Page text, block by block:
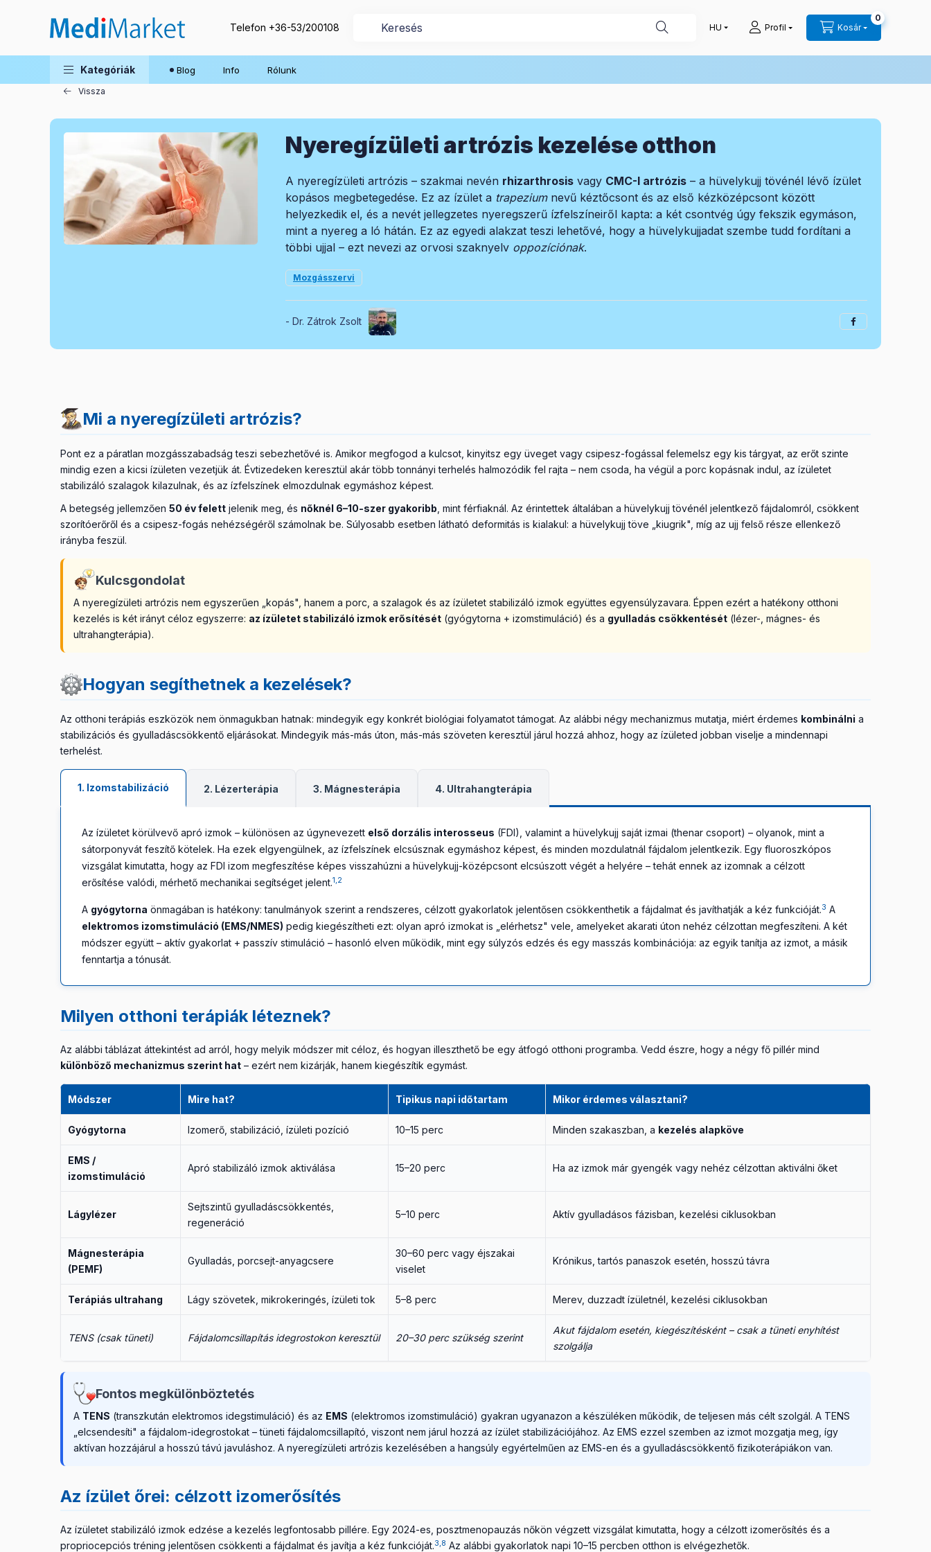
Telefon +36-53/200108 Profil Kosár
0
Kategóriák Blog Info Rólunk
Vissza
Nyeregízületi artrózis kezelése otthon
A nyeregízületi artrózis – szakmai nevén rhizarthrosis vagy CMC-I artrózis – a hüvelykujj tövénél lévő ízület
kopásos megbetegedése. Ez az ízület a trapeziumnevű kéztőcsont és az első kézközépcsont között
helyezkedik el, és a nevét jellegzetes nyeregszerű ízfelszíneiről kapta: a két csontvég úgy fekszik egymáson,
mint a nyereg a ló hátán. Ez az egyedi alakzat teszi lehetővé, hogy a hüvelykujjadat szembe tudd fordítani a
többi ujjal – ezt nevezi az orvosi szaknyelv oppozíciónak.
Mozgásszervi
Dr. Zátrok Zsolt
Mi a nyeregízületi artrózis?
Pont ez a páratlan mozgásszabadság teszi sebezhetővé is. Amikor megfogod a kulcsot, kinyitsz egy üveget vagy csipesz-fogással felemelsz egy kis tárgyat, az erőt szinte
mindig ezen a kicsi ízületen vezetjük át. Évtizedeken keresztül akár több tonnányi terhelés halmozódik fel rajta – nem csoda, ha végül a porc kopásnak indul, az ízületet
stabilizáló szalagok kilazulnak, és az ízfelszínek elmozdulnak egymáshoz képest.
A betegség jellemzően 50 év felett jelenik meg, és nőknél 6–10-szer gyakoribb , mint férfiaknál. Az érintettek általában a hüvelykujj tövénél jelentkező fájdalomról, csökkent
szorítóerőről és a csipesz-fogás nehézségéről számolnak be. Súlyosabb esetben látható deformitás is kialakul: a hüvelykujj töve „kiugrik", míg az ujj felső része ellenkező
irányba feszül.
Kulcsgondolat
A nyeregízületi artrózis nem egyszerűen „kopás", hanem a porc, a szalagok és az ízületet stabilizáló izmok együttes egyensúlyzavara. Éppen ezért a hatékony otthoni
kezelés is két irányt céloz egyszerre: az ízületet stabilizáló izmok erősítését (gyógytorna + izomstimuláció) és a gyulladás csökkentését (lézer-, mágnes- és
ultrahangterápia).
Hogyan segíthetnek a kezelések?
Az otthoni terápiás eszközök nem önmagukban hatnak: mindegyik egy konkrét biológiai folyamatot támogat. Az alábbi négy mechanizmus mutatja, miért érdemes kombinálni a
stabilizációs és gyulladáscsökkentő eljárásokat. Mindegyik más-más úton, más-más szöveten keresztül járul hozzá ahhoz, hogy az ízületed jobban viselje a mindennapi
terhelést.
1. Izomstabilizáció 2. Lézerterápia 3. Mágnesterápia 4. Ultrahangterápia
Az ízületet körülvevő apró izmok – különösen az úgynevezett első dorzális interosseus (FDI), valamint a hüvelykujj saját izmai (thenar csoport) – olyanok, mint a
sátorponyvát feszítő kötelek. Ha ezek elgyengülnek, az ízfelszínek elcsúsznak egymáshoz képest, és minden mozdulatnál fájdalom jelentkezik. Egy fluoroszkópos
vizsgálat kimutatta, hogy az FDI izom megfeszítése képes visszahúzni a hüvelykujj-középcsont elcsúszott végét a helyére – tehát ennek az izomnak a célzott
erősítése valódi, mérhető mechanikai segítséget jelent.1,2
A gyógytorna önmagában is hatékony: tanulmányok szerint a rendszeres, célzott gyakorlatok jelentősen csökkenthetik a fájdalmat és javíthatják a kéz funkcióját.3 A
elektromos izomstimuláció (EMS/NMES) pedig kiegészítheti ezt: olyan apró izmokat is „elérhetsz" vele, amelyeket akarati úton nehéz célzottan megfeszíteni. A két
módszer együtt – aktív gyakorlat + passzív stimuláció – hasonló elven működik, mint egy súlyzós edzés és egy masszás kombinációja: az egyik tanítja az izmot, a másik
fenntartja a tónusát.
Milyen otthoni terápiák léteznek?
Az alábbi táblázat áttekintést ad arról, hogy melyik módszer mit céloz, és hogyan illeszthető be egy átfogó otthoni programba. Vedd észre, hogy a négy fő pillér mind
különböző mechanizmus szerint hat – ezért nem kizárják, hanem kiegészítik egymást.
Módszer Mire hat? Tipikus napi időtartam Mikor érdemes választani?
Gyógytorna Izomerő, stabilizáció, ízületi pozíció 10–15 perc Minden szakaszban, a kezelés alapköve
EMS /
izomstimuláció
Apró stabilizáló izmok aktiválása 15–20 perc Ha az izmok már gyengék vagy nehéz célzottan aktiválni őket
Lágylézer
Sejtszintű gyulladáscsökkentés,
regeneráció
5–10 perc Aktív gyulladásos fázisban, kezelési ciklusokban
Mágnesterápia
(PEMF)
Gyulladás, porcsejt-anyagcsere
30–60 perc vagy éjszakai
viselet
Krónikus, tartós panaszok esetén, hosszú távra
Terápiás ultrahang Lágy szövetek, mikrokeringés, ízületi tok 5–8 perc Merev, duzzadt ízületnél, kezelési ciklusokban
TENS (csak tüneti) Fájdalomcsillapítás idegrostokon keresztül 20–30 perc szükség szerint
Akut fájdalom esetén, kiegészítésként – csak a tüneti enyhítést
szolgálja
Fontos megkülönböztetés
A TENS (transzkután elektromos idegstimuláció) és az EMS (elektromos izomstimuláció) gyakran ugyanazon a készüléken működik, de teljesen más célt szolgál. A TENS
„elcsendesíti" a fájdalom-idegrostokat – tüneti fájdalomcsillapító, viszont nem járul hozzá az ízület stabilizációjához. Az EMS ezzel szemben az izmot mozgatja meg, így
aktívan hozzájárul a hosszú távú javuláshoz. A nyeregízületi artrózis kezelésében a hangsúly egyértelműen az EMS-en és a gyulladáscsökkentő fizikoterápiákon van.
Az ízület őrei: célzott izomerősítés
Az ízületet stabilizáló izmok edzése a kezelés legfontosabb pillére. Egy 2024-es, posztmenopauzás nőkön végzett vizsgálat kimutatta, hogy a célzott izomerősítés és a
propriocepciós tréning jelentősen csökkenti a fájdalmat és javítja a kéz funkcióját.3,8 Az alábbi gyakorlatok napi 10–15 percben otthon is elvégezhetők.